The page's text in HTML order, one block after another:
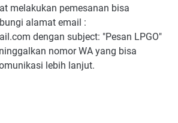
melakukan pemesanan bisa
alamat email :
dengan subject: "Pesan LPGO"
nomor WA yang bisa
lebih lanjut.